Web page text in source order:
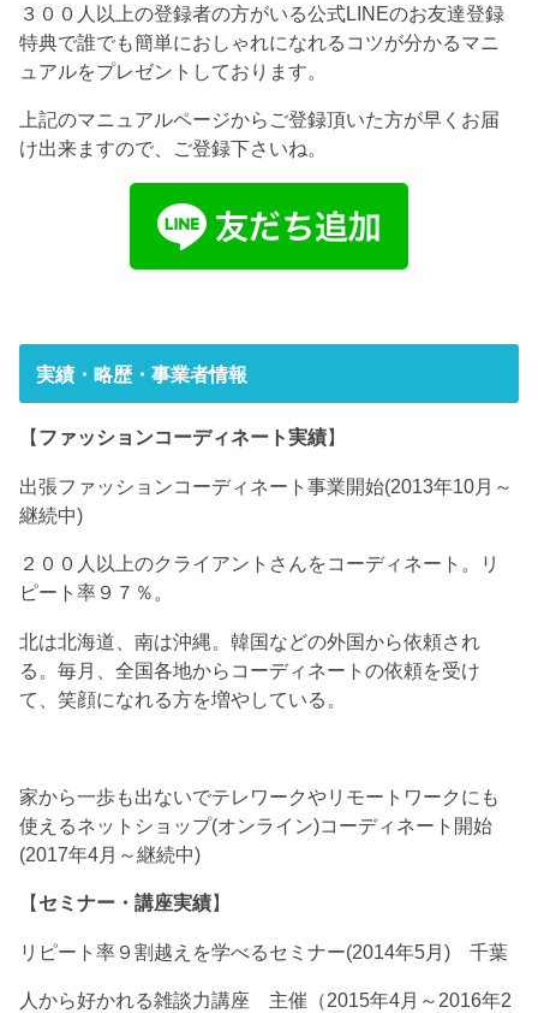
３００人以上の登録者の方がいる公式LINEのお友達登録
特典で誰でも簡単におしゃれになれるコツが分かるマニ
ュアルをプレゼントしております。
上記のマニュアルページからご登録頂いた方が早くお届
け出来ますので、ご登録下さいね。
実績・略歴・事業者情報
【 ファッションコーディネート実績】
出張ファッションコーディネート事業開始(2013年10月～
継続中)
２００人以上のクライアントさんをコーディネート。リ
ピート率９７％。
北は北海道、南は沖縄。韓国などの外国から依頼され
る。毎月、全国各地からコーディネートの依頼を受け
て、笑顔になれる方を増やしている。
家から一歩も出ないでテレワークやリモートワークにも
使えるネットショップ(オンライン)コーディネート開始
(2017年4月～継続中)
【セミナー・講座実績】
リピート率９割越えを学べるセミナー(2014年5月) 千葉
人から好かれる雑談力講座 主催（2015年4月～2016年2